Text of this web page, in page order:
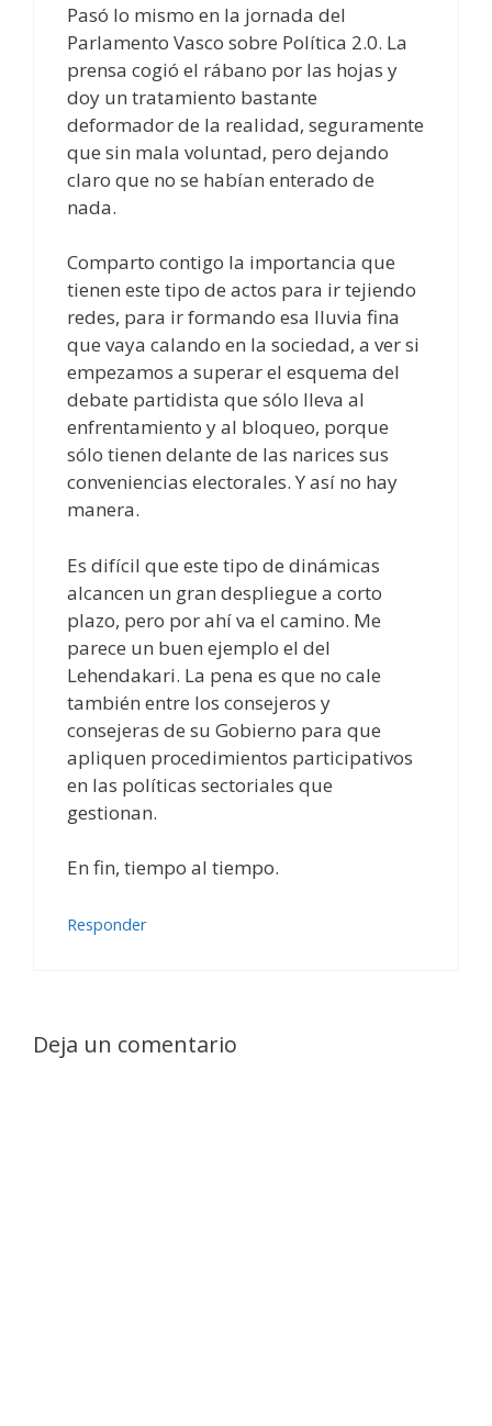
Pasó lo mismo en la jornada del
Parlamento Vasco sobre Política 2.0. La
prensa cogió el rábano por las hojas y
doy un tratamiento bastante
deformador de la realidad, seguramente
que sin mala voluntad, pero dejando
claro que no se habían enterado de
nada.
Comparto contigo la importancia que
tienen este tipo de actos para ir tejiendo
redes, para ir formando esa lluvia fina
que vaya calando en la sociedad, a ver si
empezamos a superar el esquema del
debate partidista que sólo lleva al
enfrentamiento y al bloqueo, porque
sólo tienen delante de las narices sus
conveniencias electorales. Y así no hay
manera.
Es difícil que este tipo de dinámicas
alcancen un gran despliegue a corto
plazo, pero por ahí va el camino. Me
parece un buen ejemplo el del
Lehendakari. La pena es que no cale
también entre los consejeros y
consejeras de su Gobierno para que
apliquen procedimientos participativos
en las políticas sectoriales que
gestionan.
En fin, tiempo al tiempo.
Responder
Deja un comentario